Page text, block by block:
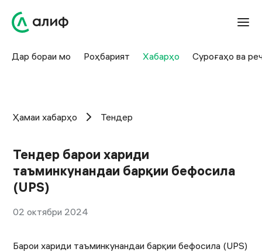
Дар бораи мо Роҳбарият Хабарҳо Суроғаҳо ва
Ҳамаи хабарҳо Тендер
Тендер барои хариди
таъминкунандаи барқии бефосила
(UPS)
02 октябри 2024
Барои хариди таъминкунандаи барқии бефосила (UPS)